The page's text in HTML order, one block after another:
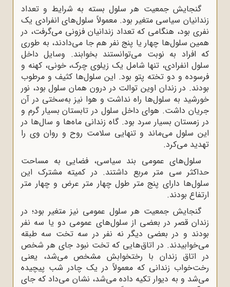
گنجایش جمعیت هر سلول بسته به شرایط و تعداد
زندانیان سیاسی متغیر بود. معمولاً سلول‌های انفرادی یک
نفری بود، هنگامی که تعداد زندانیان فزونی می‌گرفت، در
همین سلول‌ها چهار یا پنج نفر هم جا می‌دادند، به طوری
که افراد به نوبت می‌توانستند بخوابند. وسایل داخل
سلول انفرادی، تنها شامل یک زیلوی چرک، خونی، کهنه و
فرسوده و دو تخته پتو بود. این سلول‌ها کثیف و مرطوب
بودند. در زندان اوین توالت در درون همان سلول بود، نور
خورشید به سلول‌ها راه نداشت و هوا نیز به‌سختی در آن
جریان داشت. هوای داخل سلول در تابستان بسیار گرم و
در زمستان بسیار سرد بود. گاه زندانی ماه‌ها و سال‌ها در
این سلول می‌ماند و تنهایی سلامت روح و روان وی را
تهدید می‌کرد.
سلول‌های عمومی بند سیاسی، فضایی به مساحت
حداکثر سی متر مربع داشتند. در کمیته مشترک این
سلول‌ها دارای پنج متر طول چهار متر عرض و چهار متر
ارتفاع بودند.
گنجایش جمعیت هر سلول عمومی نیز متغیر بود؛ در
زندان قصر در بعضی از سلول‌های عمومی دو یا سه نفر
بودند و در بعضی دیگر نه نفر در سه تخت سه طبقه
می‌خوابیدند. در اتاق‌هایی که تخت نبود جای هر شخص
در اتاق زندان با رختخوابش مشخص می‌شد، یعنی
رخت‌خواب زندانی که معمولاً در یک چادر شب پیچیده
می‌شد و به دیوار تکیه داده می‌شد، نشان می‌داد که جای